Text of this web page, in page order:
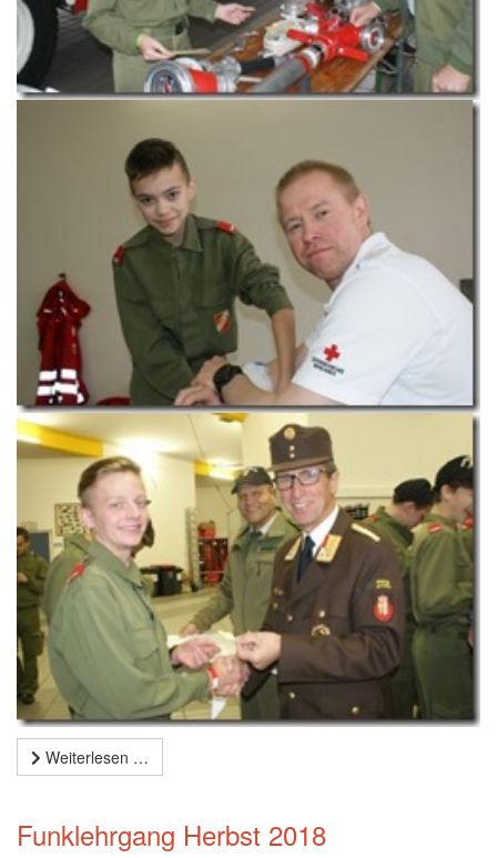
Weiterlesen …
Funklehrgang Herbst 2018